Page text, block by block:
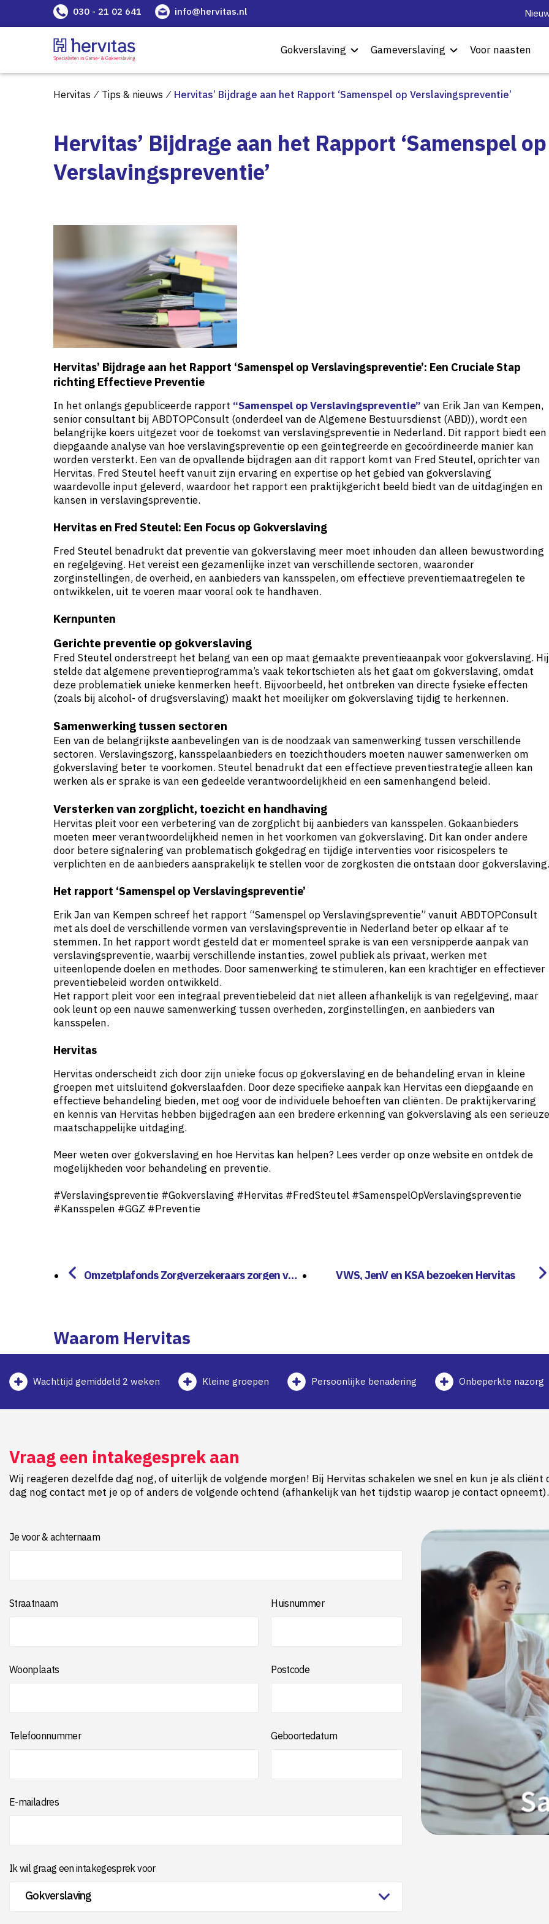
030 - 21 02 641 info@hervitas.nl
Gokverslaving Gameverslaving Voor naasten
Hervitas ⁄ Tips & nieuws ⁄ Hervitas’ Bijdrage aan het Rapport ‘Samenspel op Verslavingspreventie’
Hervitas’ Bijdrage aan het Rapport ‘Samenspel op
Verslavingspreventie’
Hervitas’ Bijdrage aan het Rapport ‘Samenspel op Verslavingspreventie’: Een Cruciale Stap
richting Effectieve Preventie
In het onlangs gepubliceerde rapport “Samenspel op Verslavingspreventie” van Erik Jan van Kempen,
senior consultant bij ABDTOPConsult (onderdeel van de Algemene Bestuursdienst (ABD)), wordt een
belangrijke koers uitgezet voor de toekomst van verslavingspreventie in Nederland. Dit rapport biedt een
diepgaande analyse van hoe verslavingspreventie op een geïntegreerde en gecoördineerde manier kan
worden versterkt. Een van de opvallende bijdragen aan dit rapport komt van Fred Steutel, oprichter van
Hervitas. Fred Steutel heeft vanuit zijn ervaring en expertise op het gebied van gokverslaving
waardevolle input geleverd, waardoor het rapport een praktijkgericht beeld biedt van de uitdagingen en
kansen in verslavingspreventie.
Hervitas en Fred Steutel: Een Focus op Gokverslaving
Fred Steutel benadrukt dat preventie van gokverslaving meer moet inhouden dan alleen bewustwording
en regelgeving. Het vereist een gezamenlijke inzet van verschillende sectoren, waaronder
zorginstellingen, de overheid, en aanbieders van kansspelen, om effectieve preventiemaatregelen te
ontwikkelen, uit te voeren maar vooral ook te handhaven.
Kernpunten
Gerichte preventie op gokverslaving
Fred Steutel onderstreept het belang van een op maat gemaakte preventieaanpak voor gokverslaving. Hij
stelde dat algemene preventieprogramma’s vaak tekortschieten als het gaat om gokverslaving, omdat
deze problematiek unieke kenmerken heeft. Bijvoorbeeld, het ontbreken van directe fysieke effecten
(zoals bij alcohol- of drugsverslaving) maakt het moeilijker om gokverslaving tijdig te herkennen.
Samenwerking tussen sectoren
Een van de belangrijkste aanbevelingen van is de noodzaak van samenwerking tussen verschillende
sectoren. Verslavingszorg, kansspelaanbieders en toezichthouders moeten nauwer samenwerken om
gokverslaving beter te voorkomen. Steutel benadrukt dat een effectieve preventiestrategie alleen kan
werken als er sprake is van een gedeelde verantwoordelijkheid en een samenhangend beleid.
Versterken van zorgplicht, toezicht en handhaving
Hervitas pleit voor een verbetering van de zorgplicht bij aanbieders van kansspelen. Gokaanbieders
moeten meer verantwoordelijkheid nemen in het voorkomen van gokverslaving. Dit kan onder andere
door betere signalering van problematisch gokgedrag en tijdige interventies voor risicospelers te
verplichten en de aanbieders aansprakelijk te stellen voor de zorgkosten die ontstaan door gokverslaving.
Het rapport ‘Samenspel op Verslavingspreventie’
Erik Jan van Kempen schreef het rapport “Samenspel op Verslavingspreventie” vanuit ABDTOPConsult
met als doel de verschillende vormen van verslavingspreventie in Nederland beter op elkaar af te
stemmen. In het rapport wordt gesteld dat er momenteel sprake is van een versnipperde aanpak van
verslavingspreventie, waarbij verschillende instanties, zowel publiek als privaat, werken met
uiteenlopende doelen en methodes. Door samenwerking te stimuleren, kan een krachtiger en effectiever
preventiebeleid worden ontwikkeld.
Het rapport pleit voor een integraal preventiebeleid dat niet alleen afhankelijk is van regelgeving, maar
ook leunt op een nauwe samenwerking tussen overheden, zorginstellingen, en aanbieders van
kansspelen.
Hervitas
Hervitas onderscheidt zich door zijn unieke focus op gokverslaving en de behandeling ervan in kleine
groepen met uitsluitend gokverslaafden. Door deze specifieke aanpak kan Hervitas een diepgaande en
effectieve behandeling bieden, met oog voor de individuele behoeften van cliënten. De praktijkervaring
en kennis van Hervitas hebben bijgedragen aan een bredere erkenning van gokverslaving als een serieuze
maatschappelijke uitdaging.
Meer weten over gokverslaving en hoe Hervitas kan helpen? Lees verder op onze website en ontdek de
mogelijkheden voor behandeling en preventie.
#Verslavingspreventie #Gokverslaving #Hervitas #FredSteutel #SamenspelOpVerslavingspreventie
#Kansspelen #GGZ #Preventie
Omzetplafonds Zorgverzekeraars zorgen voo
VWS, JenV en KSA bezoeken Hervitas
Waarom Hervitas
Wachttijd gemiddeld 2 weken Kleine groepen Persoonlijke benadering Onbeperkte nazorg
Vraag een intakegesprek aan
Wij reageren dezelfde dag nog, of uiterlijk de volgende morgen! Bij Hervitas schakelen we snel en kun je als
dag nog contact met je op of anders de volgende ochtend (afhankelijk van het tijdstip waarop je contact opneemt).
Je voor & achternaam
Straatnaam Huisnummer
Woonplaats Postcode
Telefoonnummer Geboortedatum
E-mailadres
Ik wil graag een intakegesprek voor